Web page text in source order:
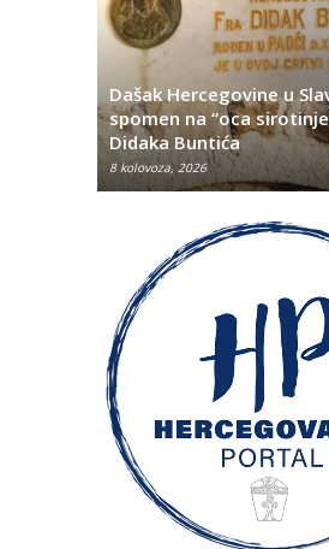
Dašak Hercegovine u
spomen na “oca
Didaka Buntića
8 kolovoza, 2026